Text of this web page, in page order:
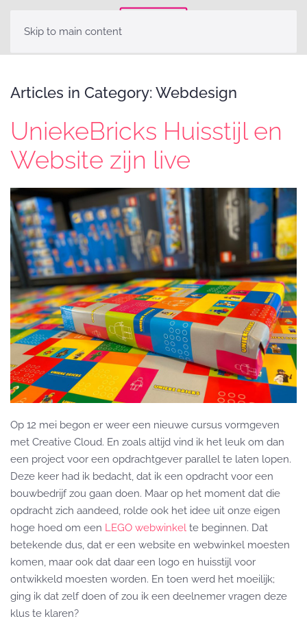
Skip to main content
Articles in Category: Webdesign
UniekeBricks Huisstijl en
Website zijn live
Op 12 mei begon er weer een nieuwe cursus vormgeven
met Creative Cloud. En zoals altijd vind ik het leuk om dan
een project voor een opdrachtgever parallel te laten lopen.
Deze keer had ik bedacht, dat ik een opdracht voor een
bouwbedrijf zou gaan doen. Maar op het moment dat die
opdracht zich aandeed, rolde ook het idee uit onze eigen
hoge hoed om een LEGO webwinkel te beginnen. Dat
betekende dus, dat er een website en webwinkel moesten
komen, maar ook dat daar een logo en huisstijl voor
ontwikkeld moesten worden. En toen werd het moeilijk;
ging ik dat zelf doen of zou ik een deelnemer vragen deze
klus te klaren?